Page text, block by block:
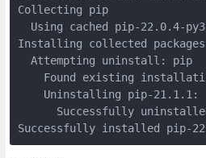
Collecting pip
Using cached pip-22.0.4-
Installing collected
  Attempting uninstall: pip
Found existing
    Uninstalling pip-21.1.1:
Successfully
Successfully installed pip-